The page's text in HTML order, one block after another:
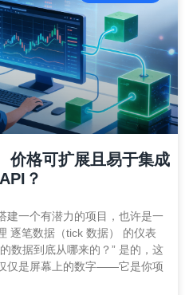
价格可扩展且易于集成
？
一个有潜力的项目，也许是一
逐笔数据（tick 数据） 的仪表
数据到底从哪来的？” 是的，这
仅是屏幕上的数字——它是你项